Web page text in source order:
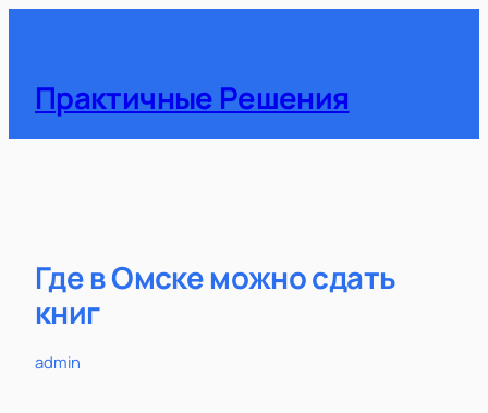
Практичные Решения
Где в Омске можно сдать
книг
admin